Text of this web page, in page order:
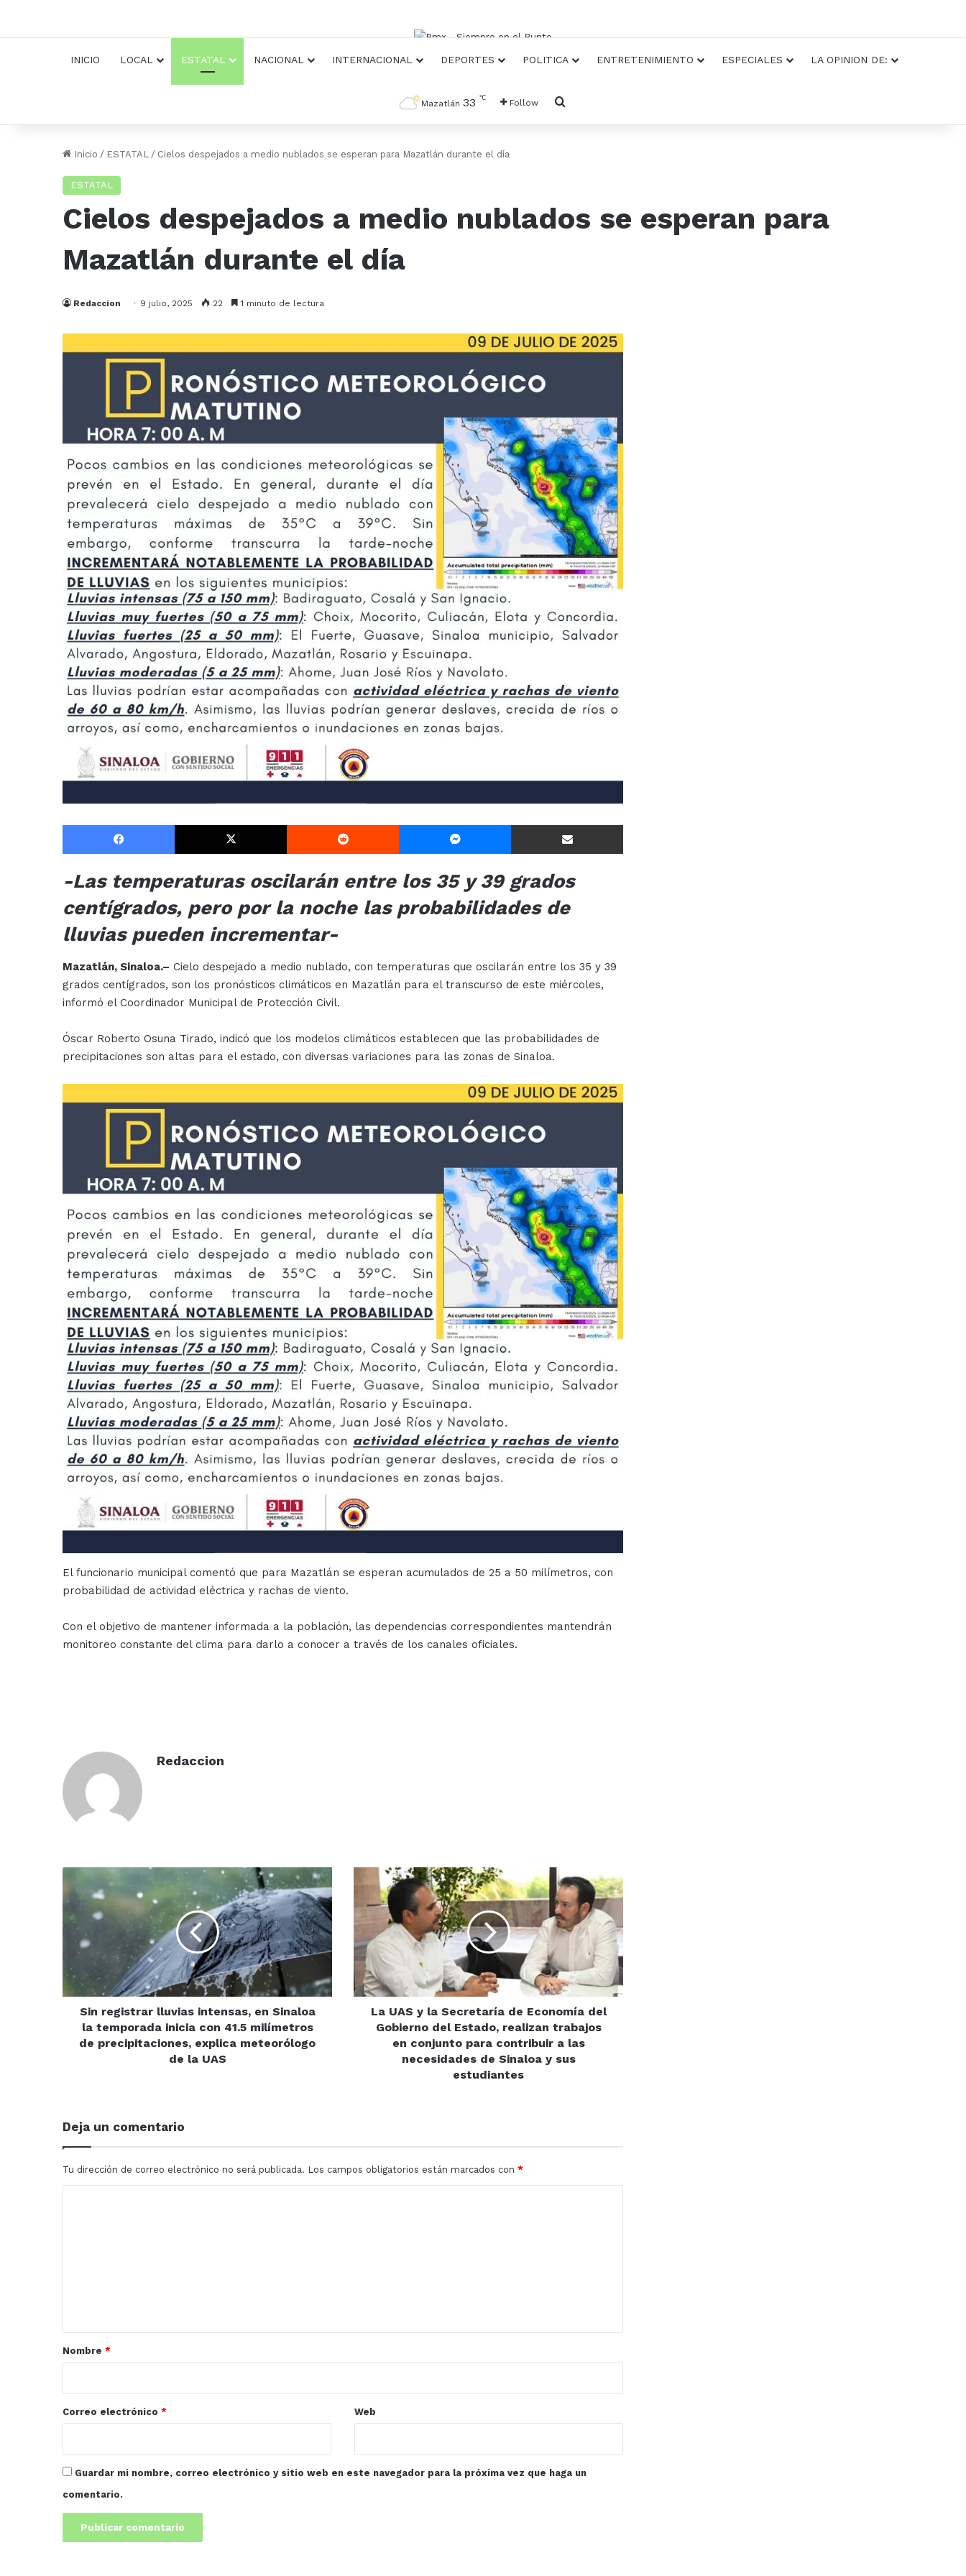
INICIO LOCAL ESTATAL NACIONAL INTERNACIONAL DEPORTES POLITICA ENTRETENIMIENTO ESPECIALES LA OPINION DE:
Mazatlán 33 ℃ Follow Busqueda
Inicio / ESTATAL / Cielos despejados a medio nublados se esperan para Mazatlán durante el día
ESTATAL
Cielos despejados a medio nublados se esperan para
Mazatlán durante el día
Redaccion 9 julio, 2025 22 1 minuto de lectura
Facebook X Reddit Messenger Compartir Via E-mail
-Las temperaturas oscilarán entre los 35 y 39 grados
centígrados, pero por la noche las probabilidades de
lluvias pueden incrementar-
Mazatlán, Sinaloa.– Cielo despejado a medio nublado, con temperaturas que oscilarán entre los 35 y 39
grados centígrados, son los pronósticos climáticos en Mazatlán para el transcurso de este miércoles,
informó el Coordinador Municipal de Protección Civil.
Óscar Roberto Osuna Tirado, indicó que los modelos climáticos establecen que las probabilidades de
precipitaciones son altas para el estado, con diversas variaciones para las zonas de Sinaloa.
El funcionario municipal comentó que para Mazatlán se esperan acumulados de 25 a 50 milímetros, con
probabilidad de actividad eléctrica y rachas de viento.
Con el objetivo de mantener informada a la población, las dependencias correspondientes mantendrán
monitoreo constante del clima para darlo a conocer a través de los canales oficiales.
Redaccion
registrar
lluvias
intensas,
Sinaloa
temporada
inicia
milímetros
la
UAS
Sin registrar lluvias intensas, en Sinaloa
la temporada inicia con 41.5 milímetros
de precipitaciones, explica meteorólogo
de la UAS
la
Secretaría
de
Economía
del
Gobierno
Estado,
las
de
La UAS y la Secretaría de Economía del
Gobierno del Estado, realizan trabajos
en conjunto para contribuir a las
necesidades de Sinaloa y sus
estudiantes
Deja un comentario
Tu dirección de correo electrónico no será publicada. Los campos obligatorios están marcados con *
r
*
Nombre *
Correo electrónico * Web
Guardar mi nombre, correo electrónico y sitio web en este navegador para la próxima vez que haga un
comentario.